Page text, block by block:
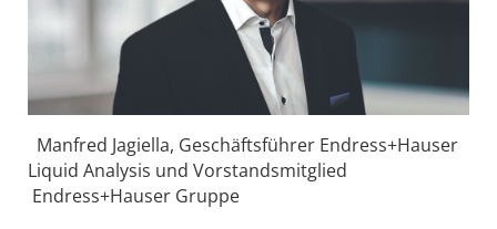
Manfred Jagiella, Geschäftsführer Endress+Hauser
Liquid Analysis und Vorstandsmitglied
Endress+Hauser Gruppe